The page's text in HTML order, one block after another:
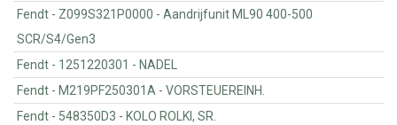
Fendt - Z099S321P0000 - Aandrijfunit ML90 400-500
SCR/S4/Gen3
Fendt - 1251220301 - NADEL
Fendt - M219PF250301A - VORSTEUEREINH.
Fendt - 548350D3 - KOLO ROLKI, SR.